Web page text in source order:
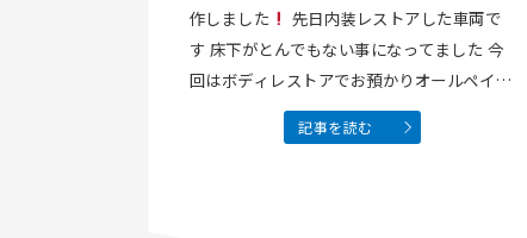
作しました
先日内装レストアした車両で
す 床下がとんでもない事になってました 今
回はボディレストアでお預かりオールペイン
トをいたします
床やり残していました サ
ウンドアブソーバーボロボロになっちゃって
記事を読む